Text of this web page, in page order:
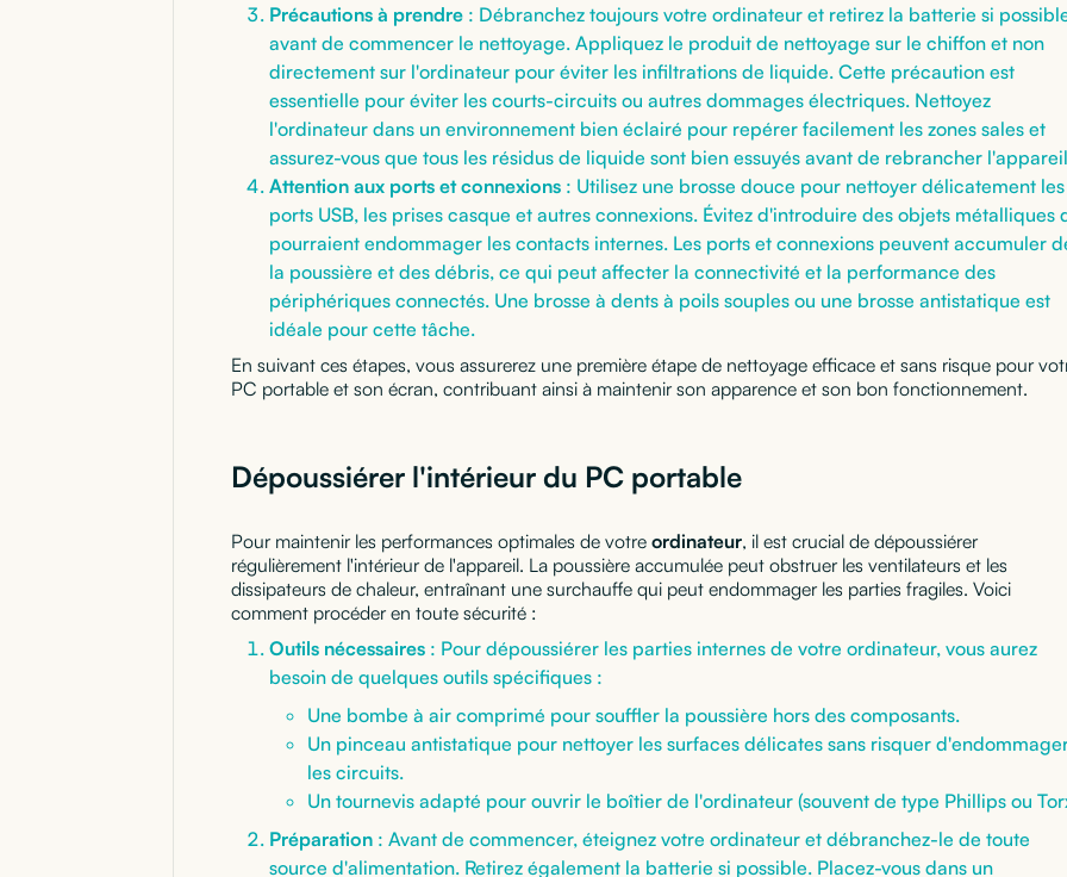
Précautions à prendre : Débranchez toujours votre ordinateur et retirez la batterie si
avant de commencer le nettoyage. Appliquez le produit de nettoyage sur le chiffon et non
directement sur l'ordinateur pour éviter les infiltrations de liquide. Cette précaution est
essentielle pour éviter les courts-circuits ou autres dommages électriques. Nettoyez
l'ordinateur dans un environnement bien éclairé pour repérer facilement les zones sales et
assurez-vous que tous les résidus de liquide sont bien essuyés avant de rebrancher
Attention aux ports et connexions : Utilisez une brosse douce pour nettoyer délicatement les
ports USB, les prises casque et autres connexions. Évitez d'introduire des objets métalliques
pourraient endommager les contacts internes. Les ports et connexions peuvent accumuler
la poussière et des débris, ce qui peut affecter la connectivité et la performance des
périphériques connectés. Une brosse à dents à poils souples ou une brosse antistatique est
idéale pour cette tâche.
En suivant ces étapes, vous assurerez une première étape de nettoyage efficace et sans risque pour
PC portable et son écran, contribuant ainsi à maintenir son apparence et son bon fonctionnement.
Dépoussiérer l'intérieur du PC portable
Pour maintenir les performances optimales de votre ordinateur, il est crucial de dépoussiérer
régulièrement l'intérieur de l'appareil. La poussière accumulée peut obstruer les ventilateurs et les
dissipateurs de chaleur, entraînant une surchauffe qui peut endommager les parties fragiles. Voici
comment procéder en toute sécurité :
Outils nécessaires : Pour dépoussiérer les parties internes de votre ordinateur, vous aurez
besoin de quelques outils spécifiques :
Une bombe à air comprimé pour souffler la poussière hors des composants.
Un pinceau antistatique pour nettoyer les surfaces délicates sans risquer
les circuits.
Un tournevis adapté pour ouvrir le boîtier de l'ordinateur (souvent de type Phillips ou
Préparation : Avant de commencer, éteignez votre ordinateur et débranchez-le de toute
source d'alimentation. Retirez également la batterie si possible. Placez-vous dans un